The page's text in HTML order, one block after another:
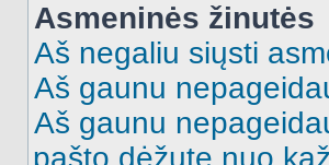
Asmeninės žinutės
Aš negaliu siųsti
Aš gaunu
Aš gaunu
pašto dėžutę nuo